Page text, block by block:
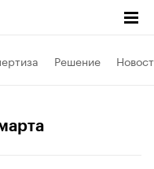
Решение